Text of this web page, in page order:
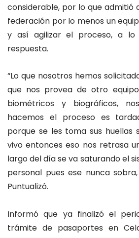
considerable, por lo que admitió
federación por lo menos un
y así agilizar el proceso, a
respuesta.
“Lo que nosotros hemos
que nos provea de otro
biométricos y biográficos,
hacemos el proceso es
porque se les toma sus huellas
vivo entonces eso nos retrasa
largo del día se va saturando el
personal pues ese nunca
Puntualizó.
Informó que ya finalizó el
trámite de pasaportes en